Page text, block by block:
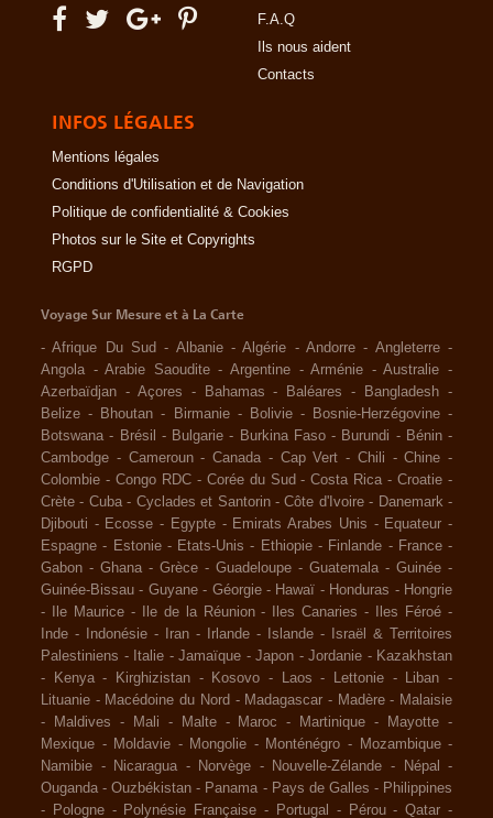
F.A.Q
Ils nous aident
Contacts
INFOS LÉGALES
Mentions légales
Conditions d'Utilisation et de Navigation
Politique de confidentialité & Cookies
Photos sur le Site et Copyrights
RGPD
Voyage Sur Mesure et à La Carte
-Afrique Du Sud - Albanie -Algérie -Andorre - Angleterre -
Angola -Arabie Saoudite -Argentine -Arménie -Australie -
Azerbaïdjan - Açores - Bahamas - Baléares - Bangladesh -
Belize - Bhoutan - Birmanie - Bolivie - Bosnie-Herzégovine -
Botswana - Brésil - Bulgarie - Burkina Faso - Burundi - Bénin -
Cambodge - Cameroun - Canada - Cap Vert - Chili -Chine -
Colombie - Congo RDC - Corée du Sud -Costa Rica -Croatie -
Crète - Cuba - Cyclades et Santorin -Côte d'Ivoire - Danemark -
Djibouti - Ecosse - Egypte - Emirats Arabes Unis - Equateur -
Espagne - Estonie - Etats-Unis - Ethiopie - Finlande - France -
Gabon - Ghana - Grèce - Guadeloupe - Guatemala - Guinée -
Guinée-Bissau - Guyane - Géorgie - Hawaï - Honduras - Hongrie
-
Ile Maurice - Ile de la Réunion - Iles Canaries - Iles Féroé -
Inde - Indonésie - Iran - Irlande - Islande -
Israël & Territoires
Palestiniens - Italie - Jamaïque - Japon - Jordanie - Kazakhstan
-
Kenya - Kirghizistan - Kosovo - Laos - Lettonie - Liban -
Lituanie - Macédoine du Nord - Madagascar - Madère - Malaisie
-
Maldives - Mali - Malte - Maroc - Martinique - Mayotte -
Mexique - Moldavie - Mongolie - Monténégro - Mozambique -
Namibie - Nicaragua - Norvège - Nouvelle-Zélande - Népal
-
Ouganda -Ouzbékistan - Panama - Pays de Galles - Philippines
-
Pologne - Polynésie Française - Portugal - Pérou -Qatar -